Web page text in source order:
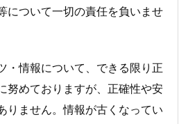
について一切の責任を負いませ
・情報について、できる限り正
努めておりますが、正確性や安
りません。情報が古くなってい